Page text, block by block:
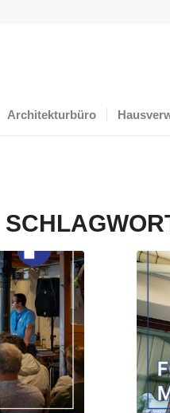
Architekturbüro